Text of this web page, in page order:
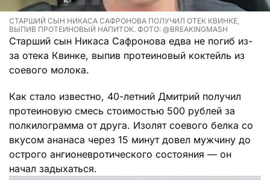
СТАРШИЙ СЫН НИКАСА САФРОНОВА ПОЛУЧИЛ ОТЕК КВИНКЕ,
ВЫПИВ ПРОТЕИНОВЫЙ НАПИТОК. ФОТО: @BREAKINGMASH
Старший сын Никаса Сафронова едва не погиб из-
за отека Квинке, выпив протеиновый коктейль из
соевого молока.
Как стало известно, 40-летний Дмитрий получил
протеиновую смесь стоимостью 500 рублей за
полкилограмма от друга. Изолят соевого белка со
вкусом ананаса через 15 минут довел мужчину до
острого ангионевротического состояния — он
начал задыхаться.